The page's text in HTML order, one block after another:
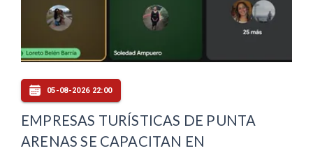
05-08-2026 22:00
EMPRESAS TURÍSTICAS DE PUNTA
ARENAS SE CAPACITAN EN